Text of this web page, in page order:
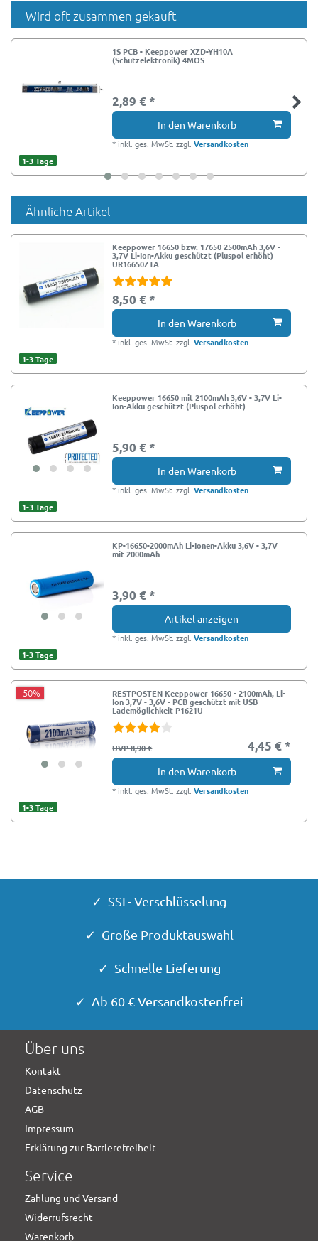
Wird oft zusammen gekauft
1S PCB - Keeppower XZD-YH10A
(Schutzelektronik) 4MOS
2,89 € *
In den Warenkorb
* inkl. ges. MwSt. zzgl.Versandkosten
1-3 Tage
Ähnliche Artikel
Keeppower 16650 bzw. 17650 2500mAh 3,6V -
3,7V Li-Ion-Akku geschützt (Pluspol erhöht)
UR16650ZTA
8,50 € *
In den Warenkorb
* inkl. ges. MwSt. zzgl.Versandkosten
1-3 Tage
Keeppower 16650 mit 2100mAh 3,6V - 3,7V Li-
Ion-Akku geschützt (Pluspol erhöht)
5,90 € *
In den Warenkorb
* inkl. ges. MwSt. zzgl.Versandkosten
1-3 Tage
KP-16650-2000mAh Li-Ionen-Akku 3,6V - 3,7V
mit 2000mAh
3,90 € *
Artikel anzeigen
* inkl. ges. MwSt. zzgl.Versandkosten
1-3 Tage
-50% RESTPOSTEN Keeppower 16650 - 2100mAh, Li-
Ion 3,7V - 3,6V - PCB geschützt mit USB
Lademöglichkeit P1621U
UVP 8,90 € 4,45 € *
In den Warenkorb
* inkl. ges. MwSt. zzgl.Versandkosten
1-3 Tage
✓ SSL- Verschlüsselung
✓ Große Produktauswahl
✓ Schnelle Lieferung
✓ Ab 60 € Versandkostenfrei
Über uns
Kontakt
Datenschutz
AGB
Impressum
Erklärung zur Barrierefreiheit
Service
Zahlung und Versand
Widerrufsrecht
Warenkorb